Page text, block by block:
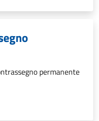
permanente